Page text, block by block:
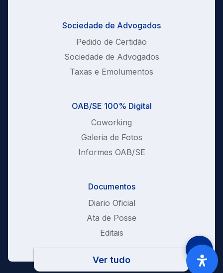
Sociedade de Advogados
Pedido de Certidão
Sociedade de Advogados
Taxas e Emolumentos
OAB/SE 100% Digital
Coworking
Galeria de Fotos
Informes OAB/SE
Documentos
Diario Oficial
Ata de Posse
Editais
Ver tudo